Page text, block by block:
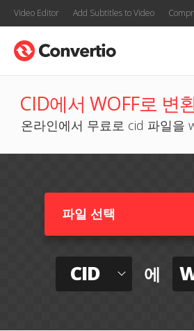
Video Editor Add Subtitles to Video
CID에서 WOFF로 변
온라인에서 무료로 cid 파일을
파일 선택
CID 에